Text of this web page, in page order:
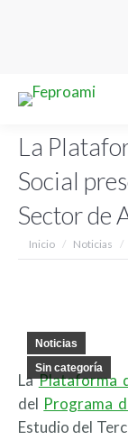
La
Social
Sector de
Estás aquí:
Inicio Noticias
Noticias
Sin categoría
LaPlataforma
del Programa
Estudio del